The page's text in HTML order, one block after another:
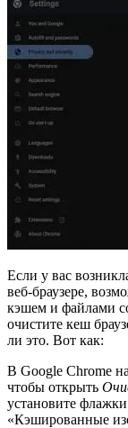
Если у вас
веб-браузере,
кэшем и файлами
очистите кеш
ли это. Вот как:
В Google Chrome
чтобы открыть
установите
«Кэшированные